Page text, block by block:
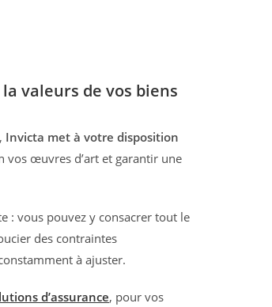
valeurs de vos biens
Invicta met à votre disposition
vos œuvres d’art et garantir une
: vous pouvez y consacrer tout le
des contraintes
à ajuster.
d’assurance, pour vos